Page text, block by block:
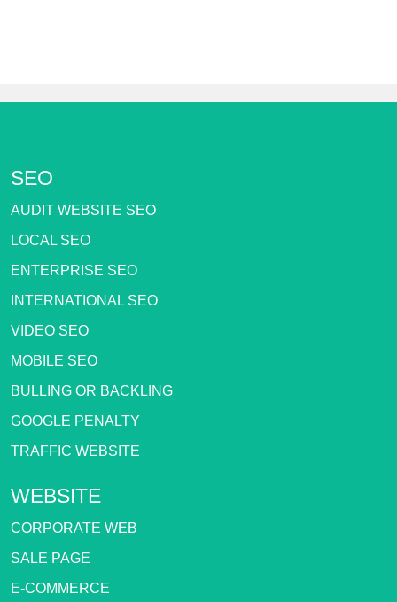
SEO
AUDIT WEBSITE SEO
LOCAL SEO
ENTERPRISE SEO
INTERNATIONAL SEO
VIDEO SEO
MOBILE SEO
BULLING OR BACKLING
GOOGLE PENALTY
TRAFFIC WEBSITE
WEBSITE
CORPORATE WEB
SALE PAGE
E-COMMERCE